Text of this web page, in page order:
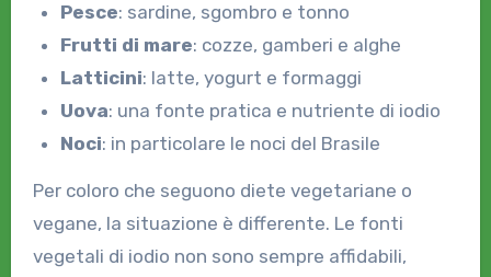
Pesce: sardine, sgombro e tonno
Frutti di mare: cozze, gamberi e alghe
Latticini: latte, yogurt e formaggi
Uova: una fonte pratica e nutriente di iodio
Noci: in particolare le noci del Brasile
Per coloro che seguono diete vegetariane o
vegane, la situazione è differente. Le fonti
vegetali di iodio non sono sempre affidabili,